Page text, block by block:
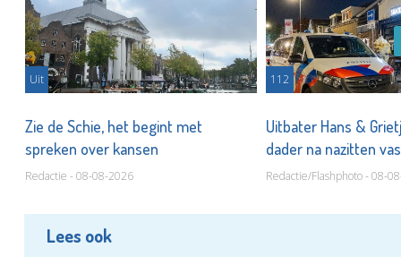
Uit
Zie de Schie, het begint met
spreken over kansen
Redactie - 08-08-2026
112
Uitbater Hans &
dader na nazitten
Redactie/Flashphoto - 08-
Lees ook